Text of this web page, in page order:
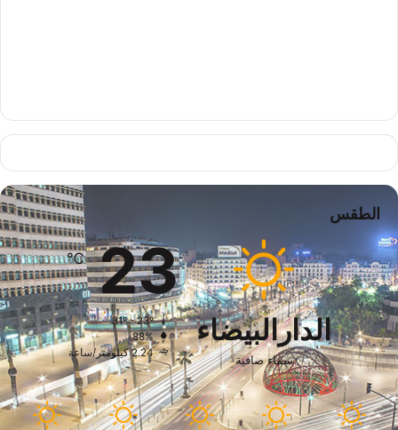
الطقس
الدارالبيضاء
سماء صافية
23
℃
31º - 23º
88%
2.24 كيلومتر/ساعة